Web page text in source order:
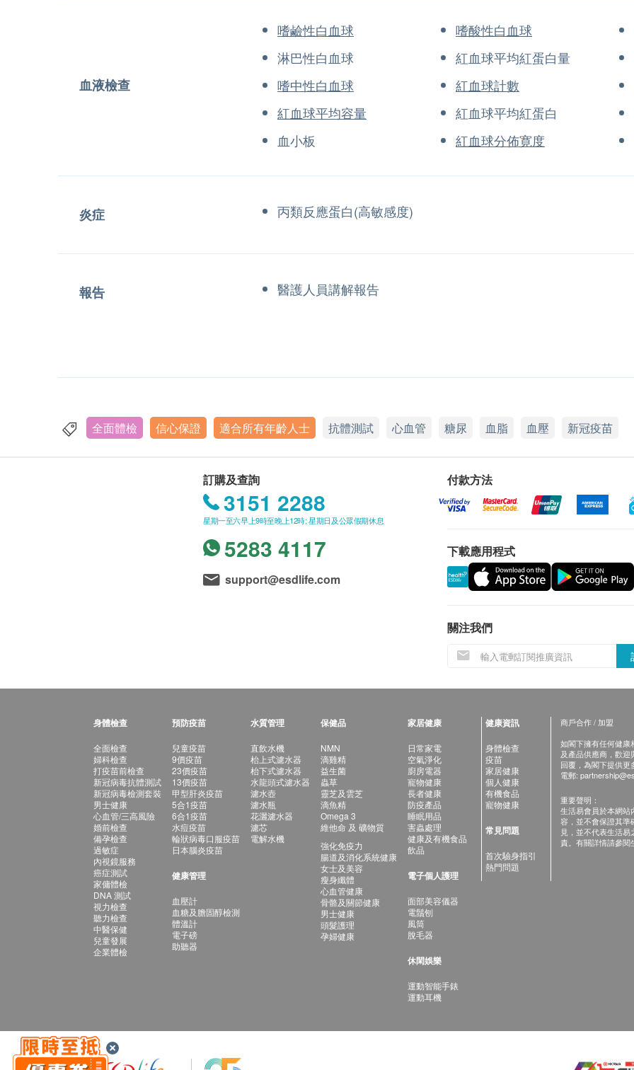
血液檢查
嗜鹼性白血球
嗜酸性白血球
淋巴性白血球
紅血球平均紅蛋白量
嗜中性白血球
紅血球計數
紅血球平均容量
紅血球平均紅蛋白
血小板
紅血球分佈寛度
炎症 丙類反應蛋白(高敏感度)
報告 醫護人員講解報告
全面體檢 信心保證 適合所有年齡人士 抗體測試 心血管 糖尿 血脂 血壓 新冠疫苗
訂購及查詢
3151 2288
星期一至六早上9時至晚上12時; 星期日及公眾假期休息
5283 4117
support@esdlife.com
付款方法
下載應用程式
關注我們
身體檢查
全面檢查
婦科檢查
打疫苗前檢查
新冠病毒抗體測試
新冠病毒檢測套裝
男士健康
心血管/三高風險
婚前檢查
備孕檢查
過敏症
內視鏡服務
癌症測試
家傭體檢
DNA 測試
視力檢查
聽力檢查
中醫保健
兒童發展
企業體檢
預防疫苗
兒童疫苗
9價疫苗
23價疫苗
13價疫苗
甲型肝炎疫苗
5合1疫苗
6合1疫苗
水痘疫苗
輪狀病毒口服疫苗
日本腦炎疫苗
健康管理
血壓計
血糖及膽固醇檢測
體溫計
電子磅
助聽器
水質管理
直飲水機
枱上式濾水器
枱下式濾水器
水龍頭式濾水器
濾水壺
濾水瓶
花灑濾水器
濾芯
電解水機
保健品
NMN
滴雞精
益生菌
蟲草
靈芝及雲芝
滴魚精
Omega 3
維他命 及 礦物質
強化免疫力
腸道及消化系統健康
女士及美容
瘦身纖體
心血管健康
骨骼及關節健康
男士健康
頭髮護理
孕婦健康
家居健康
日常家電
空氣淨化
廚房電器
寵物健康
長者健康
防疫產品
睡眠用品
害蟲處理
健康及有機食品
飲品
電子個人護理
面部美容儀器
電鬚刨
風筒
脫毛器
休閑娛樂
運動智能手錶
運動耳機
健康資訊
身體檢查
疫苗
家居健康
個人健康
有機食品
寵物健康
常見問題
首次驗身指引
熱門問題
商戶合作 / 加盟
如閣下擁有任何健康
及產品供應商，歡迎
回覆，為閣下提供更
電郵:
重要聲明：
生活易會員於本網站
容，並不會保證其準
見，並不代表生活
責。有關詳情請參閱